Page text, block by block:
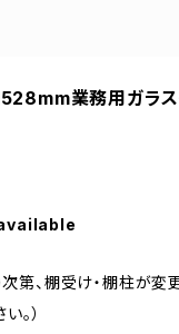
業務用ガラス
第、棚受け・棚柱が変
。）